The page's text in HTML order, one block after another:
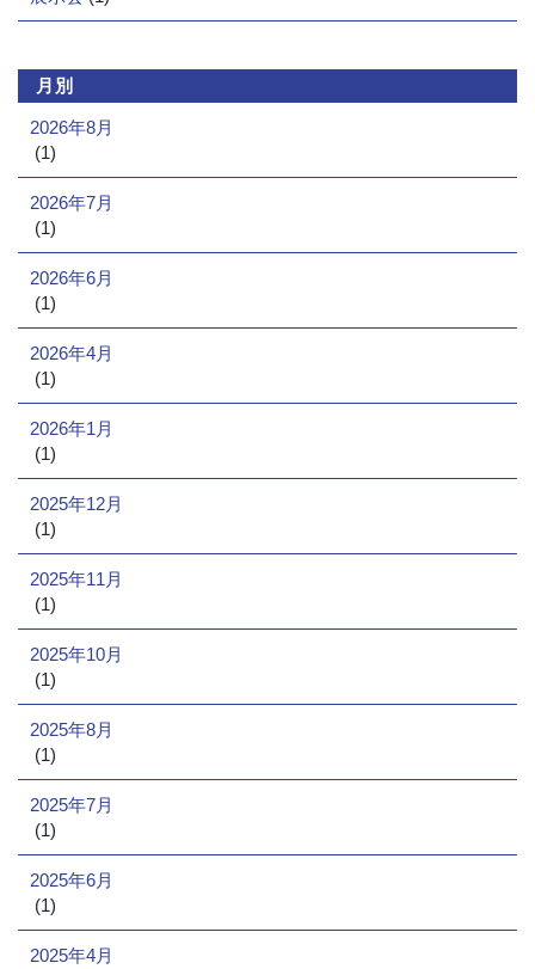
月別
2026年8月
(1)
2026年7月
(1)
2026年6月
(1)
2026年4月
(1)
2026年1月
(1)
2025年12月
(1)
2025年11月
(1)
2025年10月
(1)
2025年8月
(1)
2025年7月
(1)
2025年6月
(1)
2025年4月